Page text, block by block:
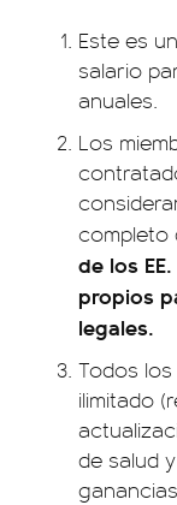
Este es
salario
anuales.
Los
completo
de los
propios
legales.
Todos
ilimitado
de salud